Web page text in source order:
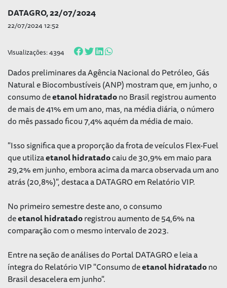
DATAGRO, 22/07/2024
22/07/2024 12:52
Visualizações: 4394
Dados preliminares da Agência Nacional do Petróleo, Gás
Natural e Biocombustíveis (ANP) mostram que, em junho, o
consumo deetanolhidratadono Brasil registrou aumento
de mais de 41% em um ano, mas, na média diária, o número
do mês passado ficou 7,4% aquém da média de maio.
"Isso significa que a proporção da frota de veículos Flex-Fuel
que utilizaetanolhidratadocaiu de 30,9% em maio para
29,2% em junho, embora acima da marca observada um ano
atrás (20,8%)", destaca a DATAGRO em Relatório VIP.
No primeiro semestre deste ano, o consumo
deetanolhidratadoregistrou aumento de 54,6% na
comparação com o mesmo intervalo de 2023.
Entre na seção de análises do Portal DATAGRO e leia a
íntegra do Relatório VIP "Consumo deetanolhidratadono
Brasil desacelera em junho".